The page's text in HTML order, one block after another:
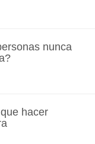
nunca
hacer